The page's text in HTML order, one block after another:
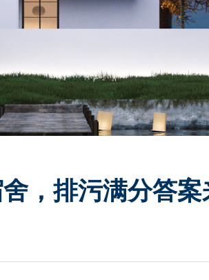
，排污满分答